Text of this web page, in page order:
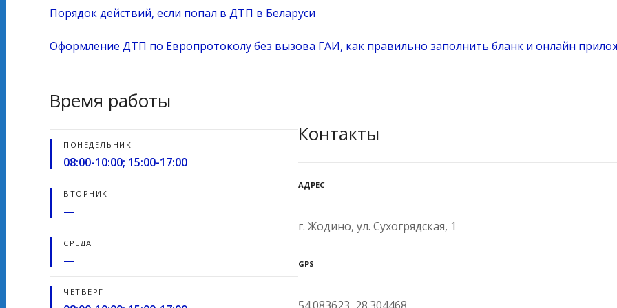
Порядок действий, если попал в ДТП в Беларуси
Оформление ДТП по Европротоколу без вызова ГАИ, как правильно заполнить бланк и онлайн
Время работы
ПОНЕДЕЛЬНИК
08:00-10:00; 15:00-17:00
ВТОРНИК
—
СРЕДА
—
ЧЕТВЕРГ
Контакты
АДРЕС
г. Жодино, ул. Сухогрядская, 1
GPS